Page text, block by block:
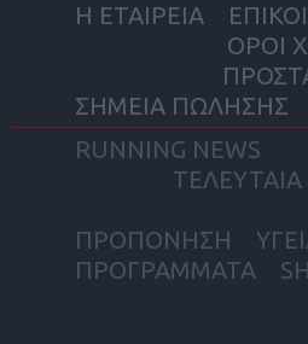
Η ΕΤΑΙΡΕΙΑ
ΟΡΟΙ
ΣΗΜΕΙΑ ΠΩΛΗΣΗΣ
RUNNING NEWS
ΤΕΛΕΥΤΑΙΑ
ΠΡΟΠΟΝΗΣΗ
ΠΡΟΓΡΑΜΜΑΤΑ